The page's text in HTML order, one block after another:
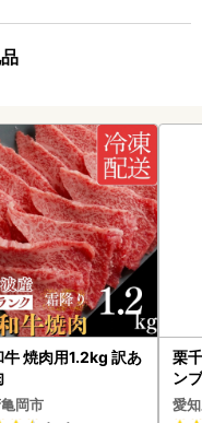
牛 焼肉用1.2kg 訳あ
岡市
栗
ン
デ
愛